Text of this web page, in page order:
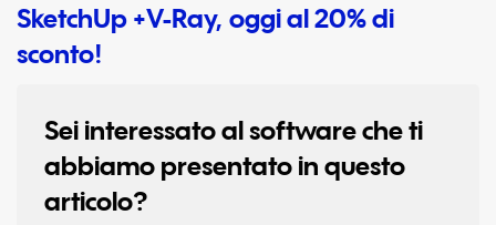
SketchUp +V-Ray, oggi al 20% di
sconto!
Sei interessato al software che ti
abbiamo presentato in questo
articolo?